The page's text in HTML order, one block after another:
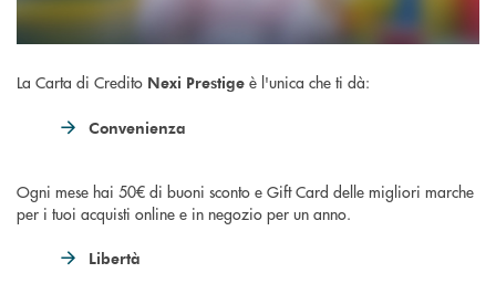
La Carta di Credito Nexi Prestige è l'unica che ti dà:
Convenienza
Ogni mese hai 50€ di buoni sconto e Gift Card delle migliori marche
per i tuoi acquisti online e in negozio per un anno.
Libertà